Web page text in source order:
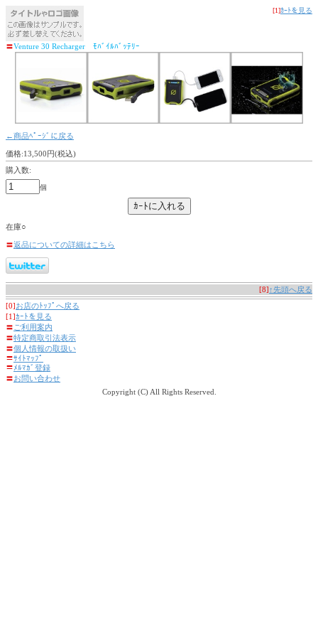
[1]ｶｰﾄを見る
〓Venture 30 Recharger ﾓﾊﾞｲﾙﾊﾞｯﾃﾘｰ
←商品ﾍﾟｰｼﾞに戻る
価格:13,500円(税込)
購入数:
個
在庫○
〓返品についての詳細はこちら
[8] ↑先頭へ戻る
[0] お店のﾄｯﾌﾟへ戻る
[1]ｶｰﾄを見る
〓 ご利用案内
〓特定商取引法表示
〓個人情報の取扱い
〓ｻｲﾄﾏｯﾌﾟ
〓ﾒﾙﾏｶﾞ登録
〓お問い合わせ
Copyright (C) All Rights Reserved.